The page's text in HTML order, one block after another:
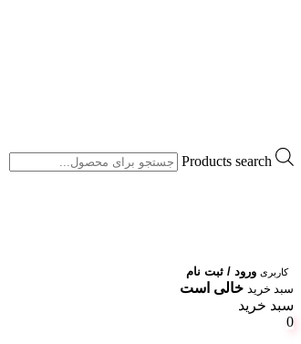
Products search
کاربری ورود / ثبت نام
سبد خرید خالی است
سبد خرید
0